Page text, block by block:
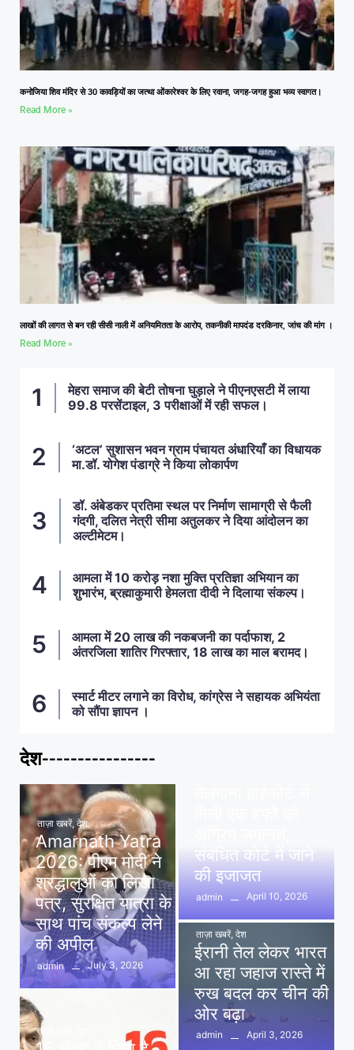
कनोजिया शिव मंदिर से 30 कावड़ियों का जत्था ओंकारेश्वर के लिए रवाना, जगह-जगह हुआ भव्य स्वागत।
Read More »
लाखों की लागत से बन रही सीसी नाली में अनियमितता के आरोप, तकनीकी मापदंड दरकिनार, जांच की मांग ।
Read More »
मेहरा समाज की बेटी तोषना घुड़ाले ने पीएनएसटी में लाया
99.8 परसेंटाइल, 3 परीक्षाओं में रही सफल।
‘अटल’ सुशासन भवन ग्राम पंचायत अंधारियाँ का विधायक
मा.डॉ. योगेश पंडाग्रे ने किया लोकार्पण
डॉ. अंबेडकर प्रतिमा स्थल पर निर्माण सामाग्री से फैली
गंदगी, दलित नेत्री सीमा अतुलकर ने दिया आंदोलन का
अल्टीमेटम।
आमला में 10 करोड़ नशा मुक्ति प्रतिज्ञा अभियान का
शुभारंभ, ब्रह्माकुमारी हेमलता दीदी ने दिलाया संकल्प।
आमला में 20 लाख की नकबजनी का पर्दाफाश, 2
अंतरजिला शातिर गिरफ्तार, 18 लाख का माल बरामद।
स्मार्ट मीटर लगाने का विरोध, कांग्रेस ने सहायक अभियंता
को सौंपा ज्ञापन ।
देश----------------
ताज़ा खबरें, देश
Amarnath Yatra
2026: पीएम मोदी ने
श्रद्धालुओं को लिखा
पत्र, सुरक्षित यात्रा के
साथ पांच संकल्प लेने
की अपील
admin July 3, 2026
ताज़ा खबरें
संबंधित कोर्ट में जाने
की इजाजत
admin April 10, 2026
ताज़ा खबरें, देश
ईरानी तेल लेकर भारत
आ रहा जहाज रास्ते में
रुख बदल कर चीन की
ओर बढ़ा
admin
April 3, 2026